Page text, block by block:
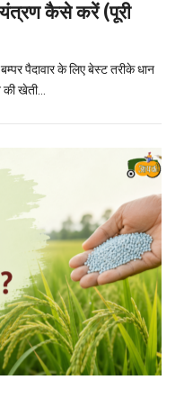
कैसे करें (पूरी
पैदावार के लिए बेस्ट तरीके धान
की खेती…